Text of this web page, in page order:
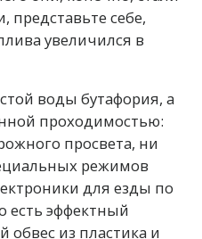
представьте себе,
увеличился в
воды бутафория, а
проходимостью:
просвета, ни
режимов
для езды по
есть эффектный
из пластика и